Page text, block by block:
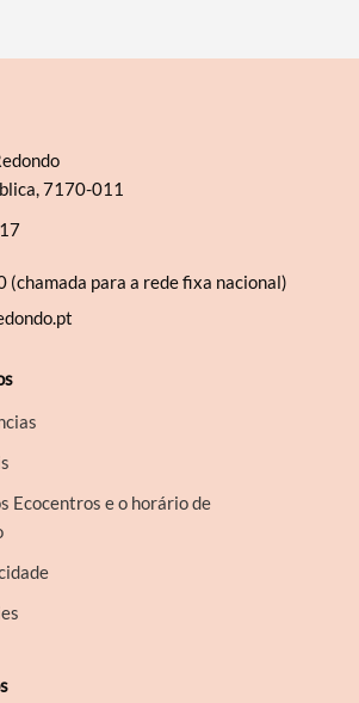
7170-011
(chamada para a rede fixa nacional)
Ecocentros e o horário de